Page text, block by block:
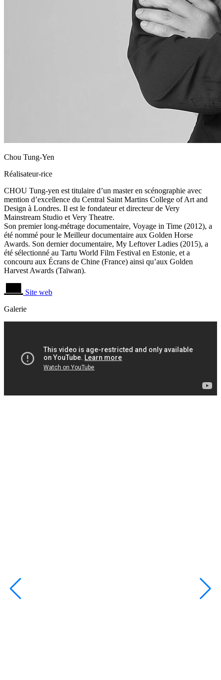
Chou Tung-Yen
Réalisateur-rice
CHOU Tung-yen est titulaire d’un master en scénographie avec
mention d’excellence du Central Saint Martins College of Art and
Design à Londres. Il est le fondateur et directeur de Very
Mainstream Studio et Very Theatre.
Son premier long-métrage documentaire, Voyage in Time (2012), a
été nommé pour le Meilleur documentaire aux Golden Horse
Awards. Son dernier documentaire, My Leftover Ladies (2015), a
été sélectionné au Tartu World Film Festival en Estonie, et a
concouru aux Écrans de Chine (France) ainsi qu’aux Golden
Harvest Awards (Taïwan).
Site web
Galerie